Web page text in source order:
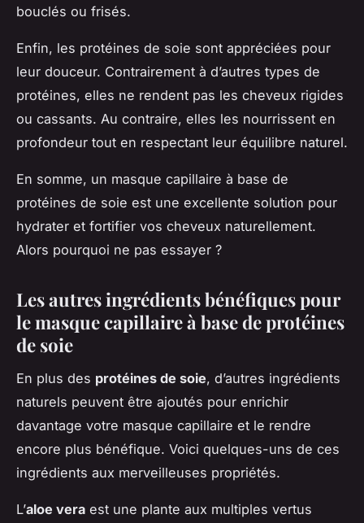
bouclés ou frisés.
Enfin, les protéines de soie sont appréciées pour
leur douceur. Contrairement à d’autres types de
protéines, elles ne rendent pas les cheveux rigides
ou cassants. Au contraire, elles les nourrissent en
profondeur tout en respectant leur équilibre naturel.
En somme, un masque capillaire à base de
protéines de soie est une excellente solution pour
hydrater et fortifier vos cheveux naturellement.
Alors pourquoi ne pas essayer ?
Les autres ingrédients bénéfiques pour
le masque capillaire à base de protéines
de soie
En plus des protéines de soie, d’autres ingrédients
naturels peuvent être ajoutés pour enrichir
davantage votre masque capillaire et le rendre
encore plus bénéfique. Voici quelques-uns de ces
ingrédients aux merveilleuses propriétés.
L’aloe vera est une plante aux multiples vertus